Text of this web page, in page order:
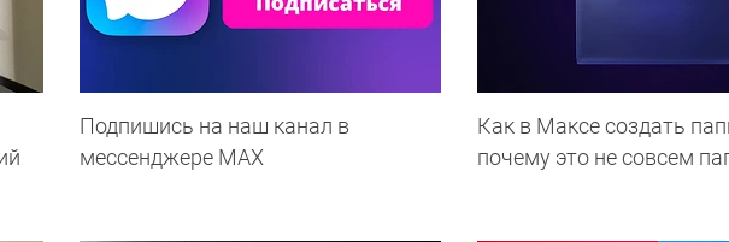
Подпишись на наш канал в
мессенджере МАХ
Как в Максе создать
почему это не совсем